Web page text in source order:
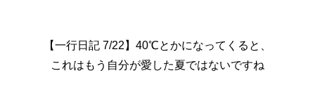
【一行日記 7/22】40℃とかになってくると、
これはもう自分が愛した夏ではないですね